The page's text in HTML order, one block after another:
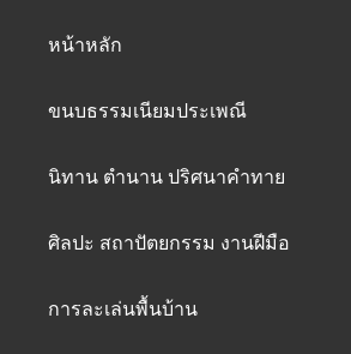
หน้าหลัก
ขนบธรรมเนียมประเพณี
นิทาน ตำนาน ปริศนาคำทาย
ศิลปะ สถาปัตยกรรม งานฝีมือ
การละเล่นพื้นบ้าน